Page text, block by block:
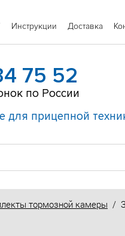
Инструкции Доставка
75 52
по России
для прицепной
тормозной камеры /